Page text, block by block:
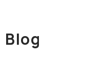
Blog